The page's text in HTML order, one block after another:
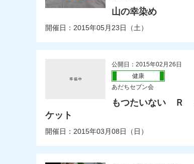
山の幸染め
開催日：2015年05月23日（土）
公開日：2015年02月26日
健康
あだちセブン会
もつたいない Ｒ
ケット
開催日：2015年03月08日（日）